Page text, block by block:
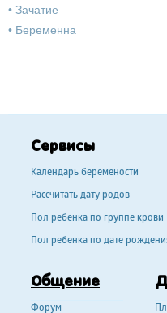
• Зачатие
• Беременна
Сервисы
Календарь беремености
Рассчитать дату родов
Пол ребенка по группе крови
Пол ребенка по дате
Общение
Форум